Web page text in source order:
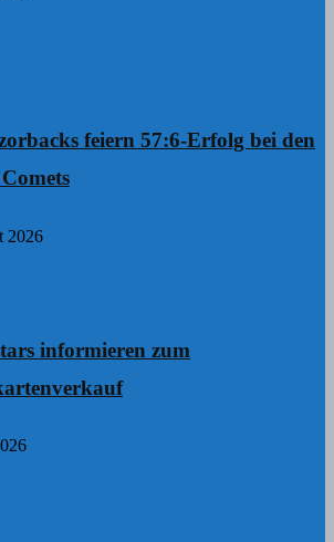
feiern 57:6-Erfolg bei den
2026
informieren zum